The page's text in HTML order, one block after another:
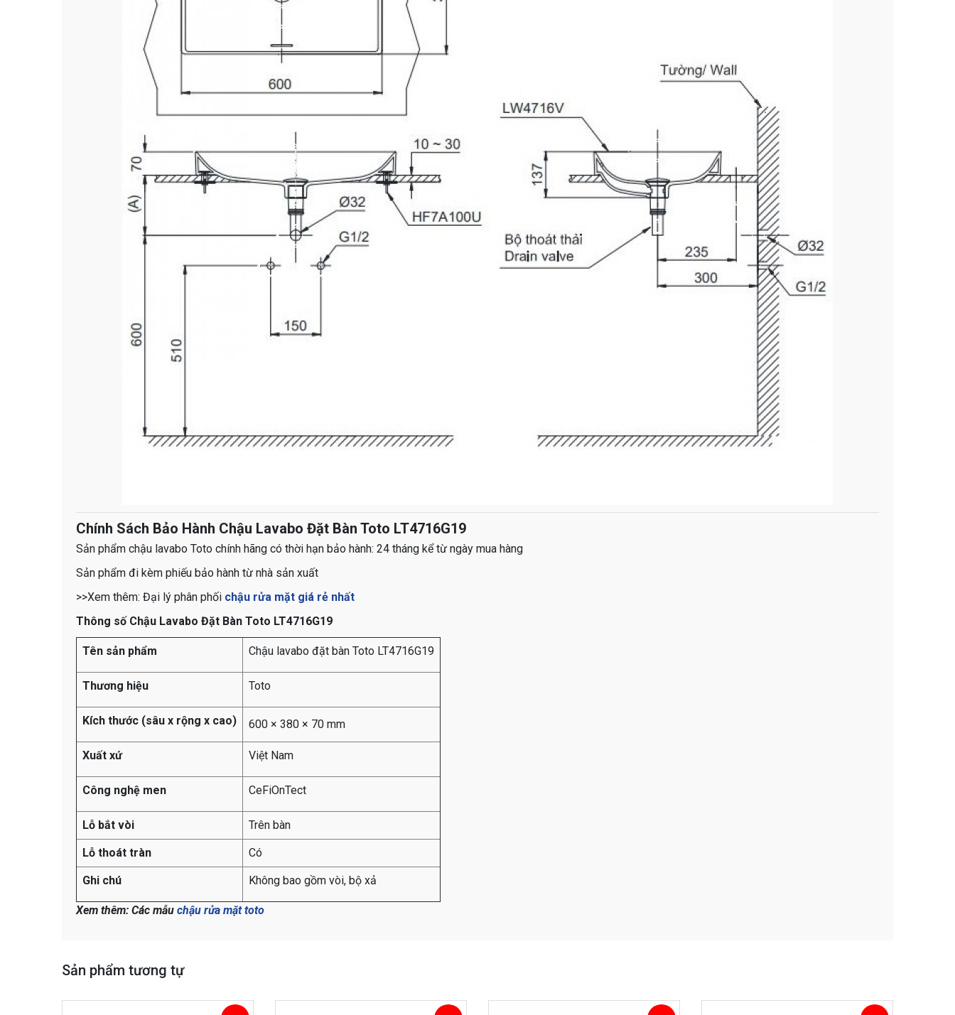
Chính Sách Bảo Hành Chậu Lavabo Đặt Bàn Toto LT4716G19
Sản phẩm chậu lavabo Toto chính hãng có thời hạn bảo hành: 24 tháng kể từ ngày mua hàng
Sản phẩm đi kèm phiếu bảo hành từ nhà sản xuất
>>Xem thêm: Đại lý phân phối chậu rửa mặt giá rẻ nhất
Thông số Chậu Lavabo Đặt Bàn Toto LT4716G19
Tên sản phẩm Chậu lavabo đặt bàn Toto LT4716G19
Thương hiệu Toto
Kích thước (sâu x rộng x cao) 600 × 380 × 70 mm
Xuất xứ Việt Nam
Công nghệ men CeFiOnTect
Lỗ bắt vòi Trên bàn
Lỗ thoát tràn Có
Ghi chú Không bao gồm vòi, bộ xả
Xem thêm: Các mẫu chậu rửa mặt toto
Sản phẩm tương tự